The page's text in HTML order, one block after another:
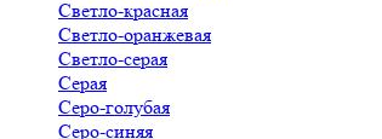
Светло-красная
Светло-оранжевая
Светло-серая
Серая
Серо-голубая
Серо-синяя